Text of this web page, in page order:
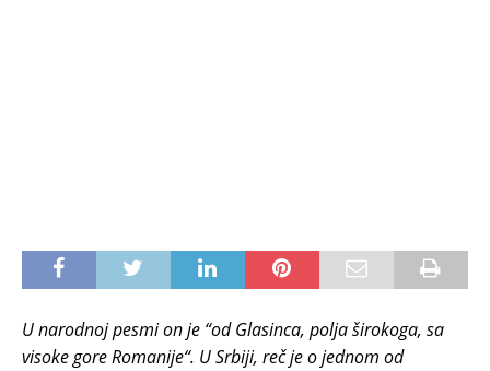
U narodnoj pesmi on je “od Glasinca, polja širokoga, sa
visoke gore Romanije“. U Srbiji, reč je o jednom od